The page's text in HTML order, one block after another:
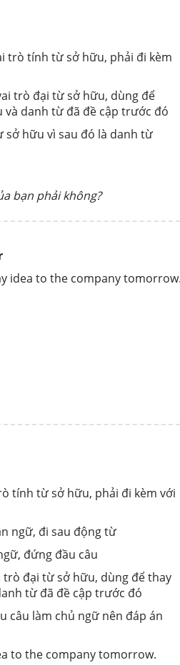
trò tính từ sở hữu, phải đi kèm
trò đại từ sở hữu, dùng để
danh từ đã đề cập trước đó
sở hữu vì sau đó là danh từ
bạn phải không?
to the company
tính từ sở hữu, phải đi kèm với
ngữ, đi sau động từ
đứng đầu câu
trò đại từ sở hữu, dùng để thay
từ đã đề cập trước đó
câu làm chủ ngữ nên đáp án
to the company tomorrow.